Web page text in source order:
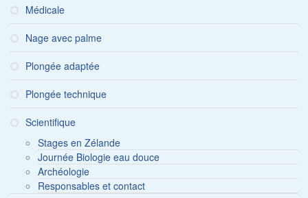
Médicale
Nage avec palme
Plongée adaptée
Plongée technique
Scientifique
Stages en Zélande
Journée Biologie eau douce
Archéologie
Responsables et contact